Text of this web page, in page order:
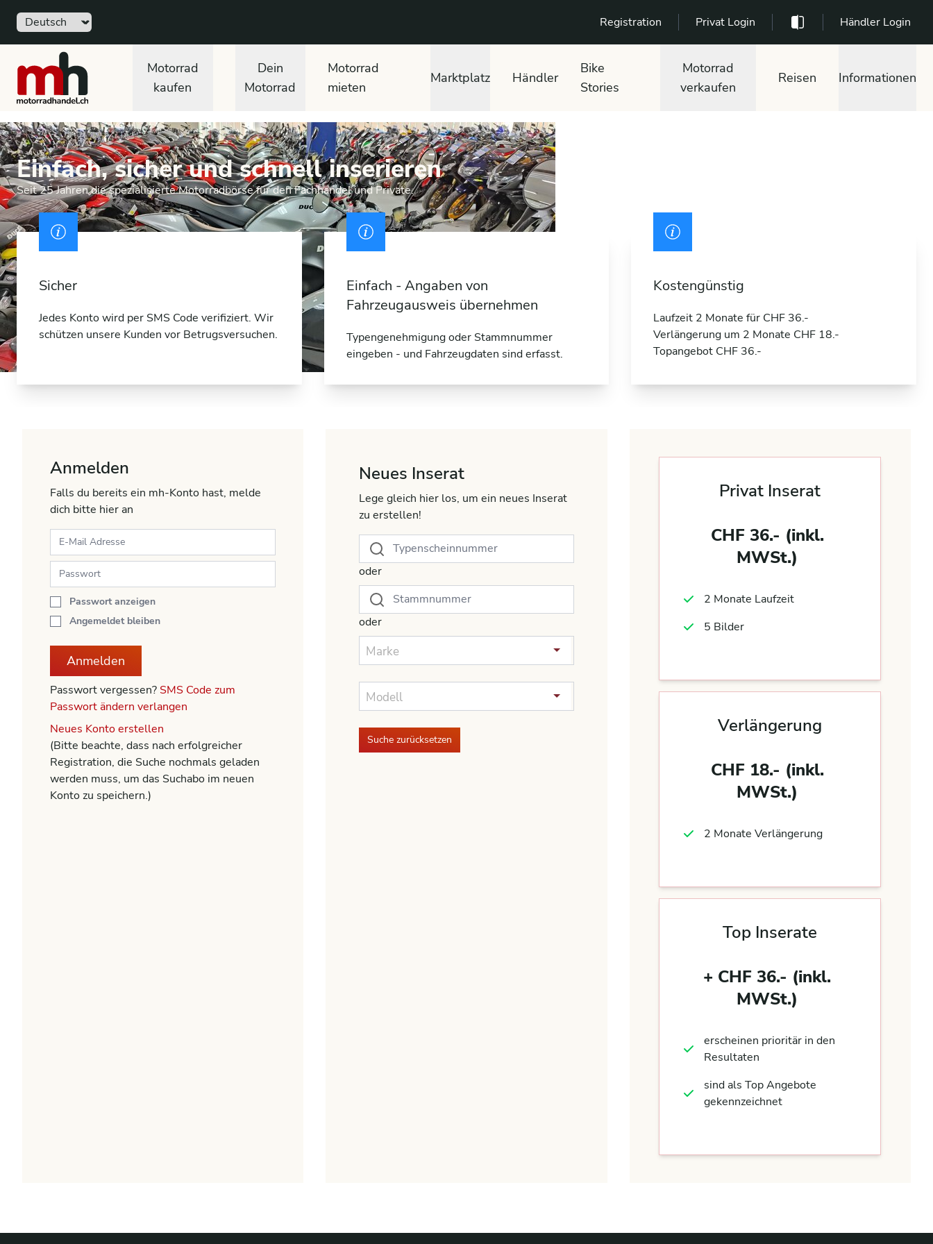
Sprache Registration Privat Login Händler Login
motorradhandel.ch
Motorrad
kaufen
Dein
Motorrad
Motorrad
mieten
Marktplatz Händler
Bike
Stories
Motorrad
verkaufen
Reisen Informationen
Einfach, sicher und schnell inserieren
Seit 25 Jahren die spezialisierte Motorradbörse für den Fachhandel und Private.
Ausweis
Sicher
Jedes Konto wird per SMS Code verifiziert. Wir
schützen unsere Kunden vor Betrugsversuchen.
Einfach - Angaben von
Fahrzeugausweis übernehmen
Typengenehmigung oder Stammnummer
eingeben - und Fahrzeugdaten sind erfasst.
Kostengünstig
Laufzeit 2 Monate für CHF 36.-
Verlängerung um 2 Monate CHF 18.-
Topangebot CHF 36.-
Anmelden
Falls du bereits ein mh-Konto hast, melde
dich bitte hier an
Passwort anzeigen
Angemeldet bleiben
Anmelden
Passwort vergessen? SMS Code zum
Passwort ändern verlangen
Neues Konto erstellen
(Bitte beachte, dass nach erfolgreicher
Registration, die Suche nochmals geladen
werden muss, um das Suchabo im neuen
Konto zu speichern.)
Neues Inserat
Lege gleich hier los, um ein neues Inserat
zu erstellen!
oder
oder
Marke
Modell
Suche zurücksetzen
Privat Inserat
CHF 36.- (inkl.
MWSt.)
2 Monate Laufzeit
5 Bilder
Verlängerung
CHF 18.- (inkl.
MWSt.)
2 Monate Verlängerung
Top Inserate
+ CHF 36.- (inkl.
MWSt.)
erscheinen prioritär in den
Resultaten
sind als Top Angebote
gekennzeichnet